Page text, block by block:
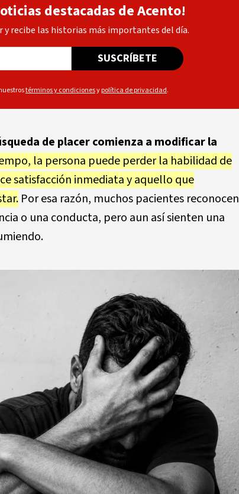
destacadas de Acento!
recibe las historias más importantes del día.
SUSCRÍBETE
términos y condicionesypolítica de privacidad.
de placer comienza a modificar la
la persona puede perder la habilidad de
satisfacción inmediata y aquello que
Por esa razón, muchos pacientes reconocen
o una conducta, pero aun así sienten una